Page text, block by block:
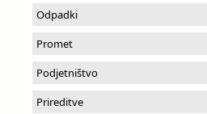
Odpadki
Promet
Podjetništvo
Prireditve